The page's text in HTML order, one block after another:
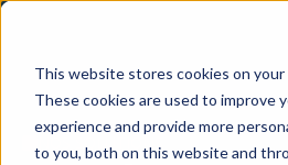
This website stores cookies on your
These cookies are used to improve
experience and provide more
to you, both on this website and
NOS SOLUTIONS